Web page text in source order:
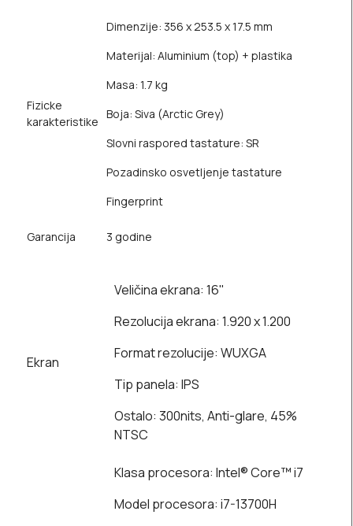
Fizicke
karakteristike
Dimenzije: 356 x 253.5 x 17.5 mm
Materijal: Aluminium (top) + plastika
Masa: 1.7 kg
Boja: Siva (Arctic Grey)
Slovni raspored tastature: SR
Pozadinsko osvetljenje tastature
Fingerprint
Garancija 3 godine
Ekran
Veličina ekrana: 16"
Rezolucija ekrana: 1.920 x 1.200
Format rezolucije: WUXGA
Tip panela: IPS
Ostalo: 300nits, Anti-glare, 45%
NTSC
Klasa procesora: Intel® Core™ i7
Model procesora: i7-13700H